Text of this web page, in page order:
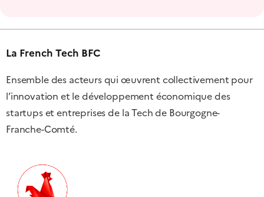
La French Tech BFC
Ensemble des acteurs qui œuvrent collectivement pour
l’innovation et le développement économique des
startups et entreprises de la Tech de Bourgogne-
Franche-Comté.